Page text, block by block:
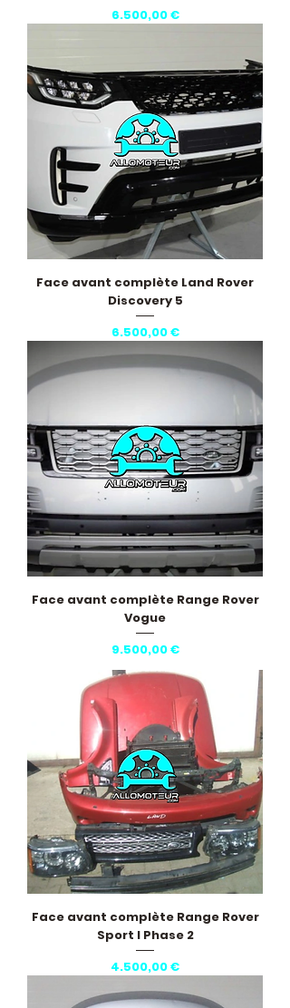
Pris
6.500,00 €
Face avant complète Land Rover
Discovery 5
Pris
6.500,00 €
Face avant complète Range Rover
Vogue
Pris
9.500,00 €
Face avant complète Range Rover
Sport I Phase 2
Pris
4.500,00 €